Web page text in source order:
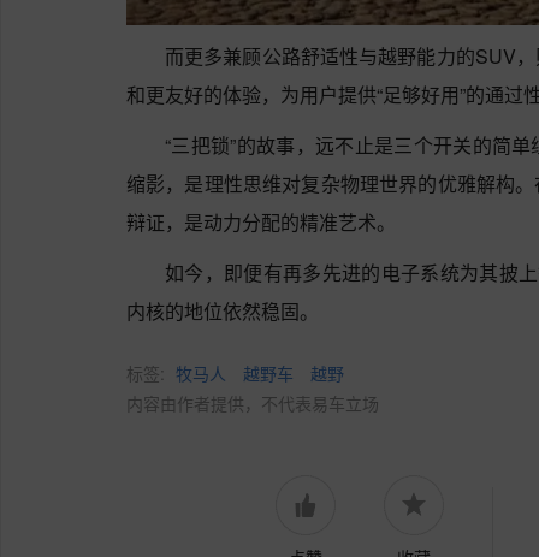
而更多兼顾公路舒适性与越野能力的SUV
和更友好的体验，为用户提供“足够好用”的通过
“三把锁”的故事，远不止是三个开关的简
缩影，是理性思维对复杂物理世界的优雅解构
辩证，是动力分配的精准艺术。
如今，即便有再多先进的电子系统为其披
内核的地位依然稳固。
标签: 牧马人 越野车
越野
内容由作者提供，不代表易车立场